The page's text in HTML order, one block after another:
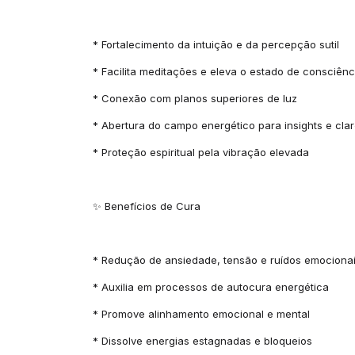
* Fortalecimento da intuição e da percepção sutil
* Facilita meditações e eleva o estado de
* Conexão com planos superiores de luz
* Abertura do campo energético para insights e
* Proteção espiritual pela vibração elevada
✨ Benefícios de Cura
* Redução de ansiedade, tensão e ruídos
* Auxilia em processos de autocura energética
* Promove alinhamento emocional e mental
* Dissolve energias estagnadas e bloqueios